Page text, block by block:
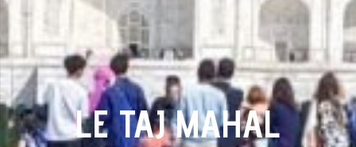
LE TAJ MAHAL